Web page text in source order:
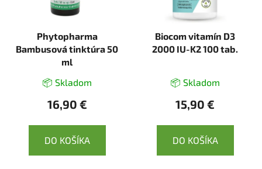
Phytopharma
Bambusová tinktúra 50
ml
📦 Skladom
16,90 €
DO KOŠÍKA
Biocom vitamín D3
2000 IU-K2 100 tab.
📦 Skladom
15,90 €
DO KOŠÍKA